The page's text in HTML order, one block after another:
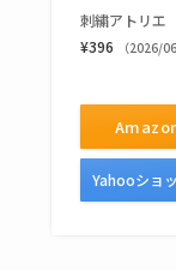
刺繍アトリ
¥396
（2026/
Yahooショ